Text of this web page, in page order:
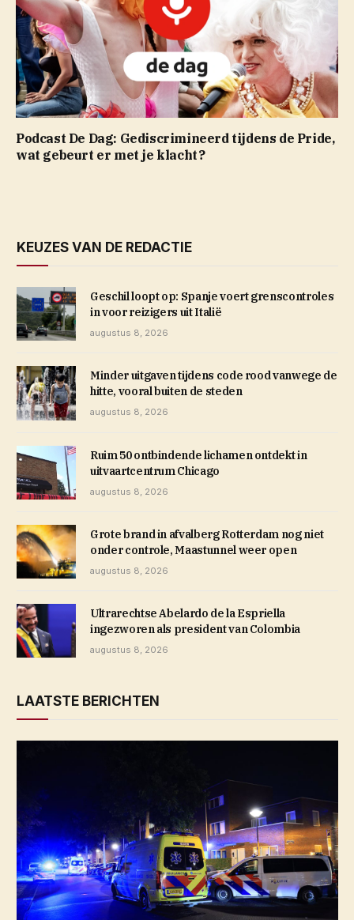
Podcast De Dag: Gediscrimineerd tijdens de Pride,
wat gebeurt er met je klacht?
KEUZES VAN DE REDACTIE
Geschil loopt op: Spanje voert grenscontroles
in voor reizigers uit Italië
augustus 8, 2026
Minder uitgaven tijdens code rood vanwege de
hitte, vooral buiten de steden
augustus 8, 2026
Ruim 50 ontbindende lichamen ontdekt in
uitvaartcentrum Chicago
augustus 8, 2026
Grote brand in afvalberg Rotterdam nog niet
onder controle, Maastunnel weer open
augustus 8, 2026
Ultrarechtse Abelardo de la Espriella
ingezworen als president van Colombia
augustus 8, 2026
LAATSTE BERICHTEN